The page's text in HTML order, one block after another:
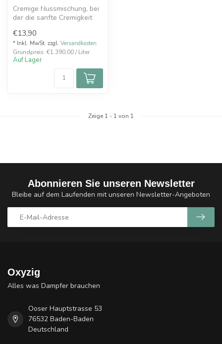
Cremige Nussmischung, bei
der die sanfte Cremigkeit
vo...
€13,90
* Inkl. MwSt. zzgl. Versandkosten
Grundpreis: €1.390,00 / Liter
Auf Lager
Zeige 1 - 1 von 1
Abonnieren Sie unseren Newsletter
Bleibe auf dem Laufenden mit unseren Newsletter-Angeboten
Oxyzig
Alles was Dampfer brauchen
Ooser Hauptstrasse 53
76532 Baden-Baden
Deutschland